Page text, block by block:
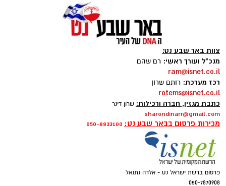
צוות באר שבע נט:
מנכ"ל ועורך ראשי:רם שהם
ram@isnet.co.il
רכז מערכת: רותם שרון
rotems@isnet.co.il
כתבת מגזין, חברה ורכילות: שרון דינר
sharondinarr@gmail.com
מכירות פרסום בבאר שבע נט: